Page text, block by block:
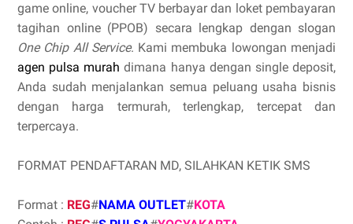
game online, voucher TV berbayar dan loket pembayaran
tagihan online (PPOB) secara lengkap dengan slogan
One Chip All Service. Kami membuka lowongan menjadi
agen pulsa murah dimana hanya dengan single deposit,
Anda sudah menjalankan semua peluang usaha bisnis
dengan harga termurah, terlengkap, tercepat dan
terpercaya.
FORMAT PENDAFTARAN MD, SILAHKAN KETIK SMS
Format : REG#NAMA OUTLET#KOTA